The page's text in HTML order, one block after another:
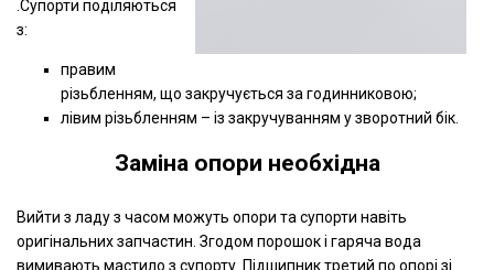
.Супорти поділяються
з:
правим
різьбленням, що закручується за годинниковою;
лівим різьбленням – із закручуванням у зворотний бік.
Заміна опори необхідна
Вийти з ладу з часом можуть опори та супорти навіть
оригінальних запчастин. Згодом порошок і гаряча вода
вимивають мастило з супорту. Підшипник третий по опорі зі